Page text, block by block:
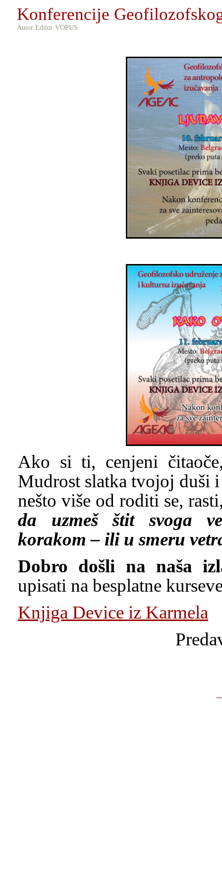
Konferencije
Autor Editor VOPUS
Ako si ti, cenjeni
Mudrost slatka tvojoj duši
nešto više od roditi se,
da uzmeš štit svoga
korakom – ili u smeru
Dobro došli na naša
upisati na besplatne
Knjiga Device iz Karmela